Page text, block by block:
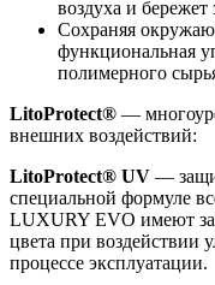
воздуха и бережет
Сохраняя
функциональная
полимерного
LitoProtect® —
внешних воздействий:
LitoProtect® UV —
специальной формуле
LUXURY EVO имеют
цвета при воздействии
процессе эксплуатации.